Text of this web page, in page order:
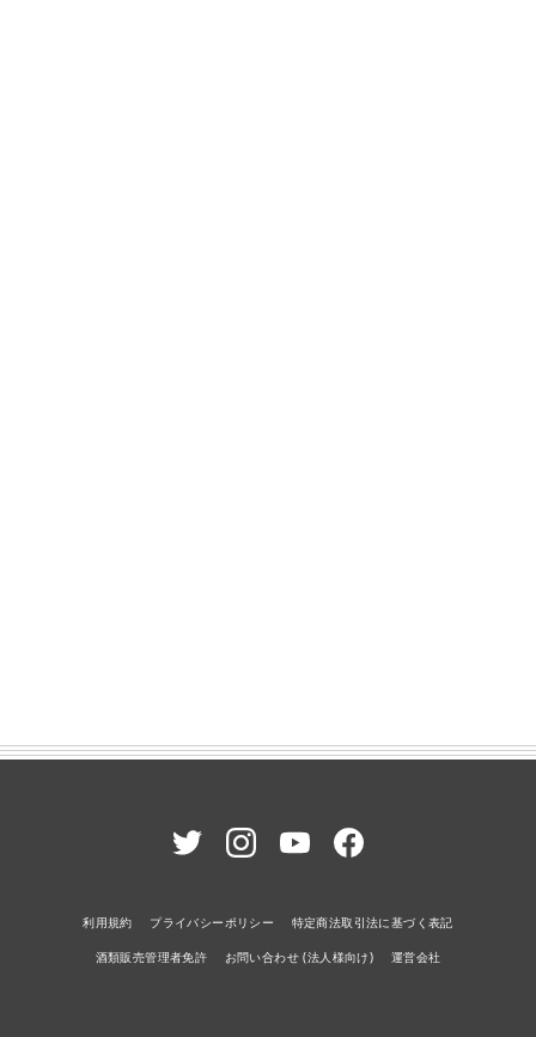
利用規約 プライバシーポリシー 特定商法取引法に基づく表記
酒類販売管理者免許 お問い合わせ (法人様向け) 運営会社